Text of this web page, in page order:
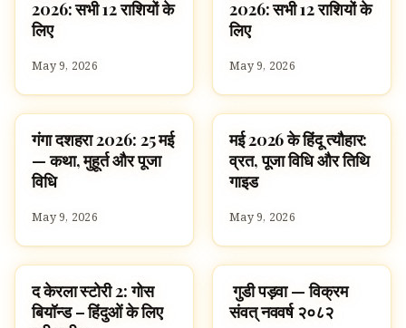
2026: सभी 12 राशियों के
लिए
May 9, 2026
2026: सभी 12 राशियों के
लिए
May 9, 2026
FESTIVALS
गंगा दशहरा 2026: 25 मई
— कथा, मुहूर्त और पूजा
विधि
May 9, 2026
FESTIVALS
मई 2026 के हिंदू त्यौहार:
व्रत, पूजा विधि और तिथि
गाइड
May 9, 2026
NEWS
द केरला स्टोरी 2: गोस
बियॉन्ड – हिंदुओं के लिए
FESTIVALS
गुडी पड़वा — विक्रम
संवत् नववर्ष २०८२